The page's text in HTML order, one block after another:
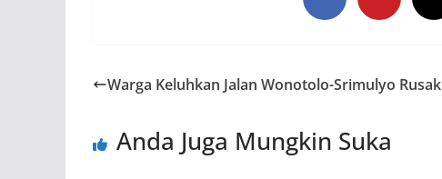
Warga Keluhkan Jalan Wonotolo-Srimulyo Rusak
Anda Juga Mungkin Suka